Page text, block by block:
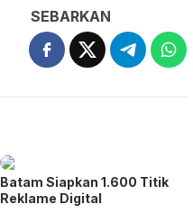
SEBARKAN
Batam Siapkan 1.600 Titik
Reklame Digital